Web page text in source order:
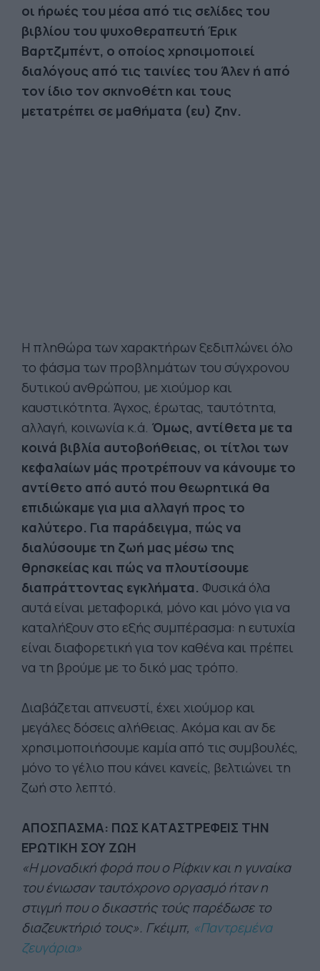
οι ήρωές του μέσα από τις σελίδες του
βιβλίου του ψυχοθεραπευτή Έρικ
Βαρτζμπέντ, ο οποίος χρησιμοποιεί
διαλόγους από τις ταινίες του Άλεν ή από
τον ίδιο τον σκηνοθέτη και τους
μετατρέπει σε μαθήματα (ευ) ζην.
Η πληθώρα των χαρακτήρων ξεδιπλώνει όλο
το φάσμα των προβλημάτων του σύγχρονου
δυτικού ανθρώπου, με χιούμορ και
καυστικότητα. Άγχος, έρωτας, ταυτότητα,
αλλαγή, κοινωνία κ.ά. Όμως, αντίθετα με τα
κοινά βιβλία αυτοβοήθειας, οι τίτλοι των
κεφαλαίων μάς προτρέπουν να κάνουμε το
αντίθετο από αυτό που θεωρητικά θα
επιδιώκαμε για μια αλλαγή προς το
καλύτερο. Για παράδειγμα, πώς να
διαλύσουμε τη ζωή μας μέσω της
θρησκείας και πώς να πλουτίσουμε
διαπράττοντας εγκλήματα. Φυσικά όλα
αυτά είναι μεταφορικά, μόνο και μόνο για να
καταλήξουν στο εξής συμπέρασμα: η ευτυχία
είναι διαφορετική για τον καθένα και πρέπει
να τη βρούμε με το δικό μας τρόπο.
Διαβάζεται απνευστί, έχει χιούμορ και
μεγάλες δόσεις αλήθειας. Ακόμα και αν δε
χρησιμοποιήσουμε καμία από τις συμβουλές,
μόνο το γέλιο που κάνει κανείς, βελτιώνει τη
ζωή στο λεπτό.
ΑΠΟΣΠΑΣΜΑ: ΠΩΣ ΚΑΤΑΣΤΡΕΦΕΙΣ ΤΗΝ
ΕΡΩΤΙΚΗ ΣΟΥ ΖΩΗ
«Η μοναδική φορά που ο Ρίφκιν και η γυναίκα
του ένιωσαν ταυτόχρονο οργασμό ήταν η
στιγμή που ο δικαστής τούς παρέδωσε το
διαζευκτήριό τους». Γκέιμπ, «Παντρεμένα
ζευγάρια»